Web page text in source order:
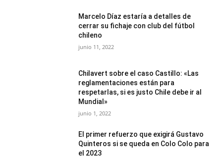
Marcelo Díaz estaría a detalles de
cerrar su fichaje con club del fútbol
chileno
junio 11, 2022
Chilavert sobre el caso Castillo: «Las
reglamentaciones están para
respetarlas, si es justo Chile debe ir al
Mundial»
junio 1, 2022
El primer refuerzo que exigirá Gustavo
Quinteros si se queda en Colo Colo para
el 2023